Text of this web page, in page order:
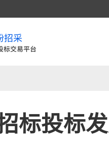
标投标